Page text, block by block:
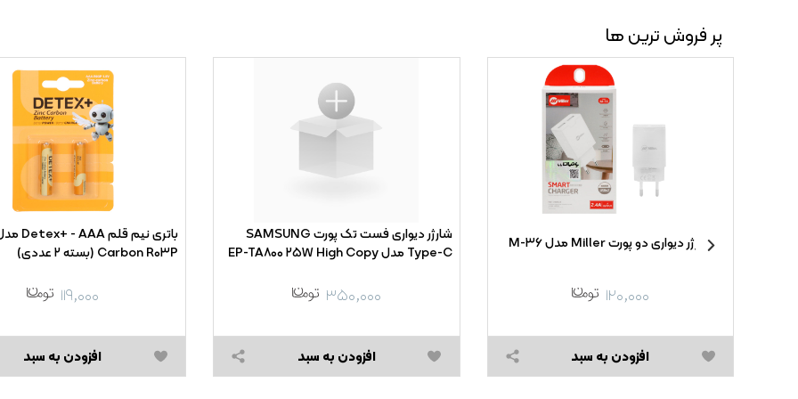
پر فروش ترین ها
شارژر دیواری دو پورت Miller مدل M-۳۶
۱۲۰,۰۰۰
افزودن به سبد
شارژر دیواری فست تک پورت SAMSUNG
Type-C مدل EP-TA۸۰۰ ۲۵W High Copy
۳۵۰,۰۰۰
افزودن به سبد
Carbon R۰۳P (بسته ۲ عددی)
۱۱۹,۰۰۰
افزودن به سبد